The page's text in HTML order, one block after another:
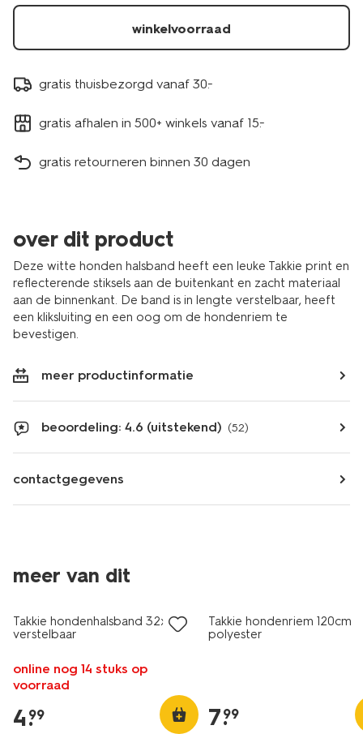
winkelvoorraad
gratis thuisbezorgd vanaf 30.-
gratis afhalen in 500+ winkels vanaf 15.-
gratis retourneren binnen 30 dagen
over dit product
Deze witte honden halsband heeft een leuke Takkie print en
reflecterende stiksels aan de buitenkant en zacht materiaal
aan de binnenkant. De band is in lengte verstelbaar, heeft
een kliksluiting en een oog om de hondenriem te
bevestigen.
meer productinformatie
beoordeling: 4.6 (uitstekend) (52)
contactgegevens
meer van dit
Takkie hondenhalsband 32x2cm
verstelbaar
online nog 14 stuks op
voorraad
4.
99
Takkie hondenriem 120cm
polyester
7.
99